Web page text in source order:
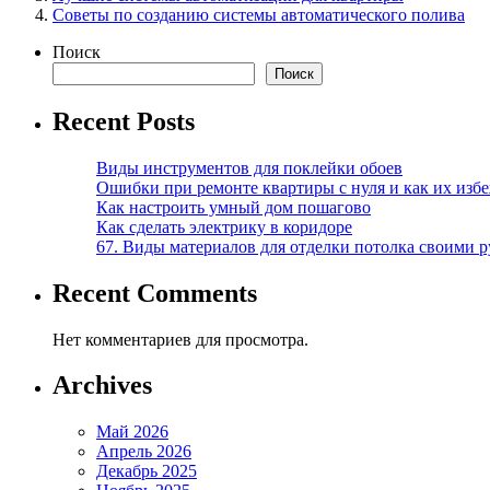
Советы по созданию системы автоматического полива
Поиск
Поиск
Recent Posts
Виды инструментов для поклейки обоев
Ошибки при ремонте квартиры с нуля и как их
Как настроить умный дом пошагово
Как сделать электрику в коридоре
67. Виды материалов для отделки потолка своими
Recent Comments
Нет комментариев для просмотра.
Archives
Май 2026
Апрель 2026
Декабрь 2025